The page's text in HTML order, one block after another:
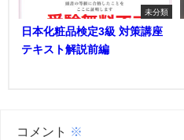
未分類
日本化粧品検定3級 対策講座
テキスト解説前編
コメント ※